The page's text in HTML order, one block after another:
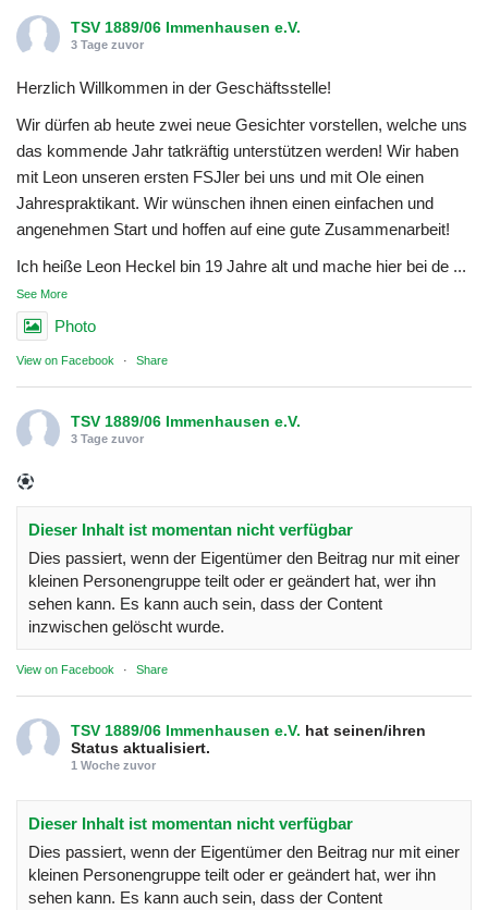
TSV 1889/06 Immenhausen e.V.
3 Tage zuvor
Herzlich Willkommen in der Geschäftsstelle!
Wir dürfen ab heute zwei neue Gesichter vorstellen, welche uns
das kommende Jahr tatkräftig unterstützen werden! Wir haben
mit Leon unseren ersten FSJler bei uns und mit Ole einen
Jahrespraktikant. Wir wünschen ihnen einen einfachen und
angenehmen Start und hoffen auf eine gute Zusammenarbeit!
Ich heiße Leon Heckel bin 19 Jahre alt und mache hier bei de ...
See More
Photo
View on Facebook · Share
TSV 1889/06 Immenhausen e.V.
3 Tage zuvor
Dieser Inhalt ist momentan nicht verfügbar
Dies passiert, wenn der Eigentümer den Beitrag nur mit einer
kleinen Personengruppe teilt oder er geändert hat, wer ihn
sehen kann. Es kann auch sein, dass der Content
inzwischen gelöscht wurde.
View on Facebook · Share
TSV 1889/06 Immenhausen e.V. hat seinen/ihren
Status aktualisiert.
1 Woche zuvor
Dieser Inhalt ist momentan nicht verfügbar
Dies passiert, wenn der Eigentümer den Beitrag nur mit einer
kleinen Personengruppe teilt oder er geändert hat, wer ihn
sehen kann. Es kann auch sein, dass der Content